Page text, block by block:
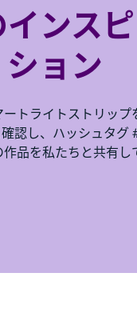
ンス
ション
トライトストリップ
認し、ハッシュタ
品を私たちと共有し